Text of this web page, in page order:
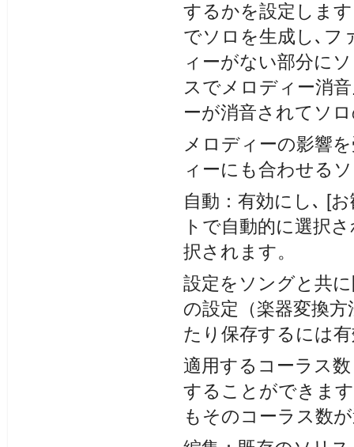
するかを設定しま
でソロを生成し､フ
ィーがない部分に
スでメロディー消
ーが消音されてソ
メロディーの影響
ィーにも合わせる
自動：有効にし､ [
トで自動的に選択
択されます。
設定をソングと共
の設定（楽器変換
たり保存するには
適用するコーラス
することができま
もそのコーラス数